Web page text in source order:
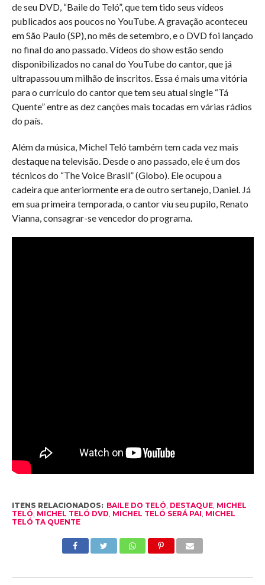
de seu DVD, “Baile do Teló”, que tem tido seus vídeos
publicados aos poucos no YouTube. A gravação aconteceu
em São Paulo (SP), no mês de setembro, e o DVD foi lançado
no final do ano passado. Vídeos do show estão sendo
disponibilizados no canal do YouTube do cantor, que já
ultrapassou um milhão de inscritos. Essa é mais uma vitória
para o currículo do cantor que tem seu atual single “Tá
Quente” entre as dez canções mais tocadas em várias rádios
do país.
Além da música, Michel Teló também tem cada vez mais
destaque na televisão. Desde o ano passado, ele é um dos
técnicos do “The Voice Brasil” (Globo). Ele ocupou a
cadeira que anteriormente era de outro sertanejo, Daniel. Já
em sua primeira temporada, o cantor viu seu pupilo, Renato
Vianna, consagrar-se vencedor do programa.
ITENS RELACIONADOS: BAILE DO TELÓ DESTAQUE, MICHEL
TELÓ MICHEL TELÓ DVD MICHEL TELÓ SERÁ PAI MICHEL
TELÓ TA QUENTE